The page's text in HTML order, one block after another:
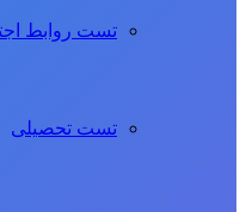
تست روابط
تست تحصیلی